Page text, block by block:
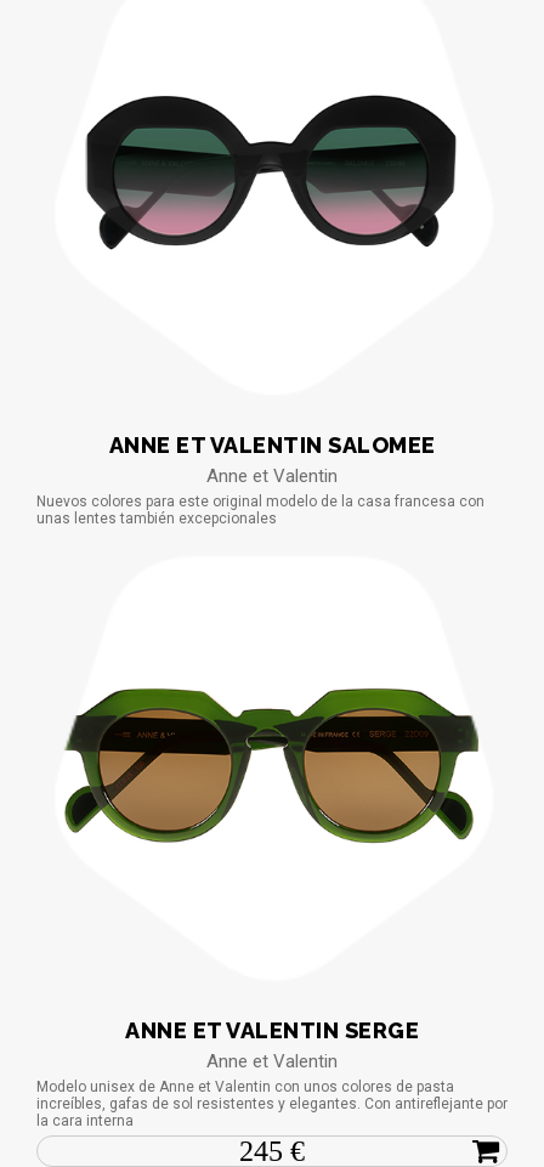
ANNE ET VALENTIN SALOMEE
Anne et Valentin
Nuevos colores para este original modelo de la casa francesa con
unas lentes también excepcionales
ANNE ET VALENTIN SERGE
Anne et Valentin
Modelo unisex de Anne et Valentin con unos colores de pasta
increíbles, gafas de sol resistentes y elegantes. Con antireflejante por
la cara interna
245 €